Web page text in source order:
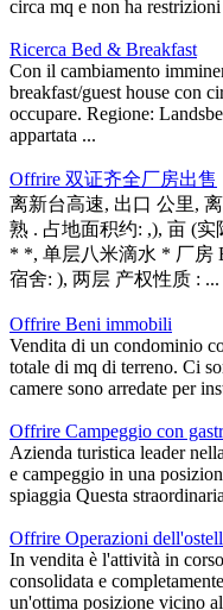
circa mq e non ha
Ricerca Bed & Breakfast
Con il cambiamento
breakfast/guest house con
occupare. Regione:
appartata ...
Offrire 双证齐全厂房出售
离新台高速, 出口 公里,
熟 . 占地面积约: ,), 亩 (
* *, 单层八米滴水 * 厂房
宿舍: ), 两层 产权性质 : ...
Offrire Beni immobili
Vendita di un condominio
totale di mq di terreno. Ci
camere sono arredate per
Offrire Campeggio con
Azienda turistica leader
e campeggio in una
spiaggia Questa
Offrire Operazioni
In vendita è l'attività in
consolidata e
un'ottima posizione vicino